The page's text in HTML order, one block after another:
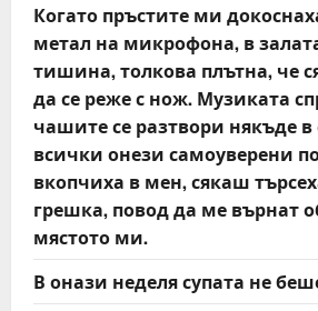
Когато пръстите ми
метал на микрофона, в
тишина, толкова плътна, че
да се реже с нож. Музиката
чашите се разтвори някъде в
всички онези самоуверени
вкопчиха в мен, сякаш
грешка, повод да ме върнат
мястото ми.
В онази неделя супата не